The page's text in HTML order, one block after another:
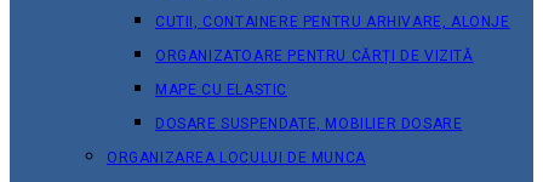
CUTII, CONTAINERE PENTRU ARHIVARE, ALONJE
ORGANIZATOARE PENTRU CĂRȚI DE VIZITĂ
MAPE CU ELASTIC
DOSARE SUSPENDATE, MOBILIER DOSARE
ORGANIZAREA LOCULUI DE MUNCA